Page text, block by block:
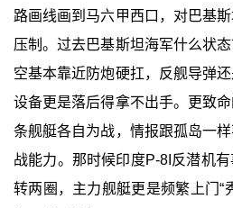
路画线画到马六甲西口，对巴基
压制。过去巴基斯坦海军什么状
空基本靠近防炮硬扛，反舰导弹
设备更是落后得拿不出手。更致
条舰艇各自为战，情报跟孤岛一
战能力。那时候印度P-8I反潜机
转两圈，主力舰艇更是频繁上门“